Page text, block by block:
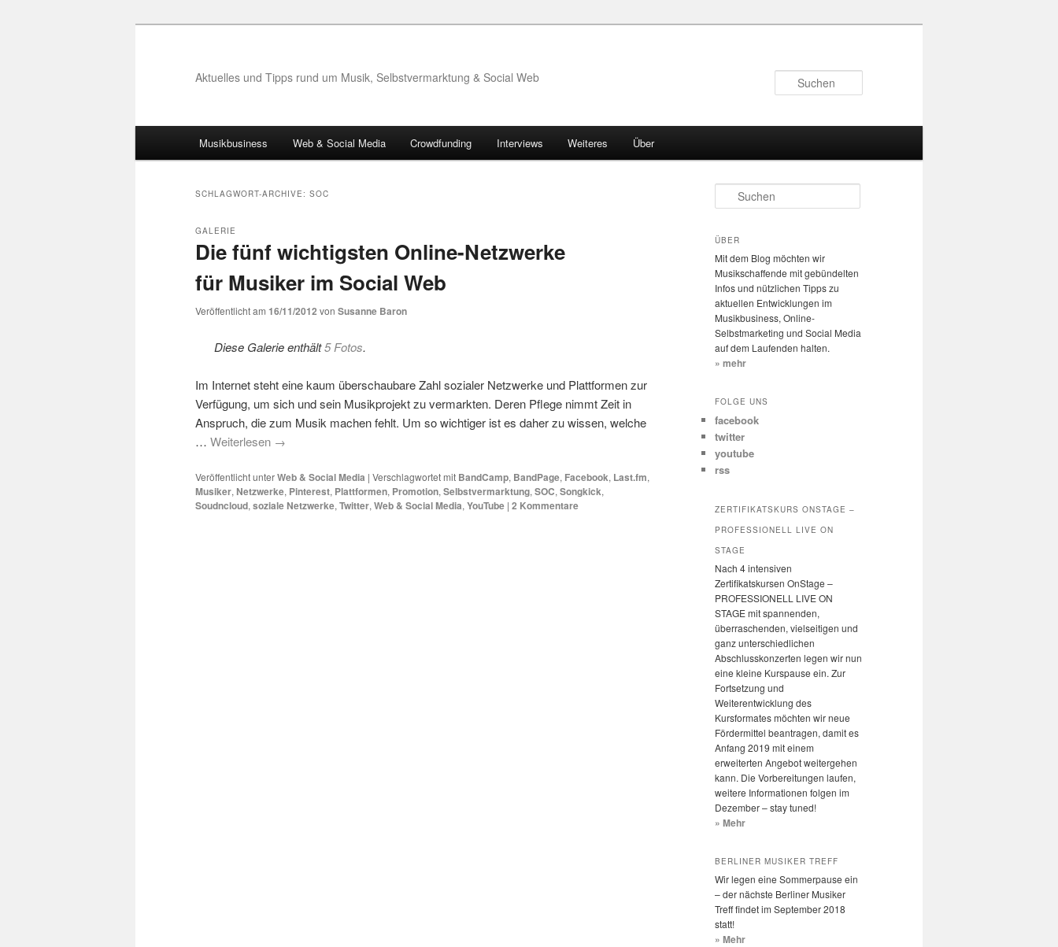
Aktuelles und Tipps rund um Musik, Selbstvermarktung & Social Web
Zum
Zum
wechseln
Musikbusiness Web & Social Media Crowdfunding Interviews Weiteres Über
SCHLAGWORT-ARCHIVE: SOC
Die fünf wichtigsten Online-Netzwerke
für Musiker im Social Web
GALERIE
Veröffentlicht am 16/11/2012 von Susanne Baron
Diese Galerie enthält5 Fotos.
Im Internet steht eine kaum überschaubare Zahl sozialer Netzwerke und Plattformen zur
Verfügung, um sich und sein Musikprojekt zu vermarkten. Deren Pflege nimmt Zeit in
Anspruch, die zum Musik machen fehlt. Um so wichtiger ist es daher zu wissen, welche
… Weiterlesen →
Veröffentlicht unterWeb & Social Media | Verschlagwortet mit BandCamp, BandPage, Facebook, Last.fm,
Musiker, Netzwerke, Pinterest, Plattformen, Promotion, Selbstvermarktung, SOC, Songkick,
Soudncloud, soziale Netzwerke, Twitter, Web & Social Media, YouTube | 2 Kommentare
u
h
n
ÜBER
Mit dem Blog möchten wir
Musikschaffende mit gebündelten
Infos und nützlichen Tipps zu
aktuellen Entwicklungen im
Musikbusiness, Online-
Selbstmarketing und Social Media
auf dem Laufenden halten.
» mehr
FOLGE UNS
facebook
twitter
youtube
rss
ZERTIFIKATSKURS ONSTAGE –
PROFESSIONELL LIVE ON
STAGE
Nach 4 intensiven
Zertifikatskursen OnStage –
PROFESSIONELL LIVE ON
STAGE mit spannenden,
überraschenden, vielseitigen und
ganz unterschiedlichen
Abschlusskonzerten legen wir nun
eine kleine Kurspause ein. Zur
Fortsetzung und
Weiterentwicklung des
Kursformates möchten wir neue
Fördermittel beantragen, damit es
Anfang 2019 mit einem
erweiterten Angebot weitergehen
kann. Die Vorbereitungen laufen,
weitere Informationen folgen im
Dezember – stay tuned!
» Mehr
BERLINER MUSIKER TREFF
Wir legen eine Sommerpause ein
– der nächste Berliner Musiker
Treff findet im September 2018
statt!
» Mehr